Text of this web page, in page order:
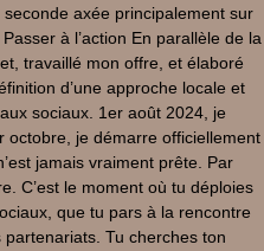
axée principalement sur
à l’action En parallèle de la
travaillé mon offre, et élaboré
d’une approche locale et
sociaux. 1er août 2024, je
je démarre officiellement
jamais vraiment prête. Par
C’est le moment où tu déploies
que tu pars à la rencontre
Tu cherches ton